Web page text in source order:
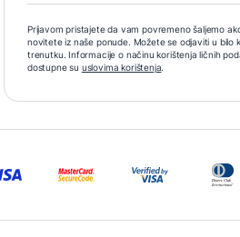
Prijavom pristajete da vam povremeno šaljemo
novitete iz naše ponude. Možete se odjaviti u bilo
trenutku. Informacije o načinu korištenja ličnih
dostupne su uslovima korištenja.